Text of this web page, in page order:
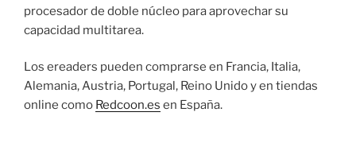
procesador de doble núcleo para aprovechar su
capacidad multitarea.
Los ereaders pueden comprarse en Francia, Italia,
Alemania, Austria, Portugal, Reino Unido y en tiendas
online como Redcoon.es en España.